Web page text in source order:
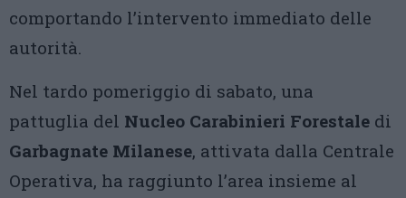
comportando l’intervento immediato delle
autorità.
Nel tardo pomeriggio di sabato, una
pattuglia del Nucleo Carabinieri Forestale di
Garbagnate Milanese, attivata dalla Centrale
Operativa, ha raggiunto l’area insieme al